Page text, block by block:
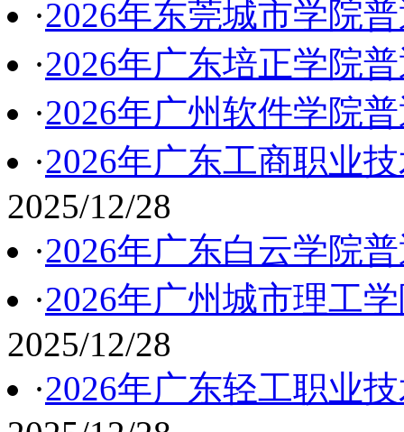
·2026年东莞城市学院
·2026年广东培正学院
·2026年广州软件学院
·2026年广东工商职业
2025/12/28
·2026年广东白云学院
·2026年广州城市理工
2025/12/28
·2026年广东轻工职业